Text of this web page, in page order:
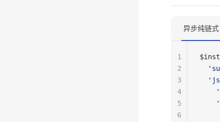
异步纯链式
1
2
3
4
5
6